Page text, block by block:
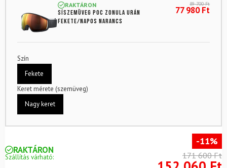
RAKTÁRON
Síszemüveg POC Zonula Urán
fekete/napos narancs
89 700Ft
77 980Ft
Szín
Fekete
Keret mérete (szemüveg)
Nagy keret
RAKTÁRON
Szállítás várható:
-11%
171 600 Ft